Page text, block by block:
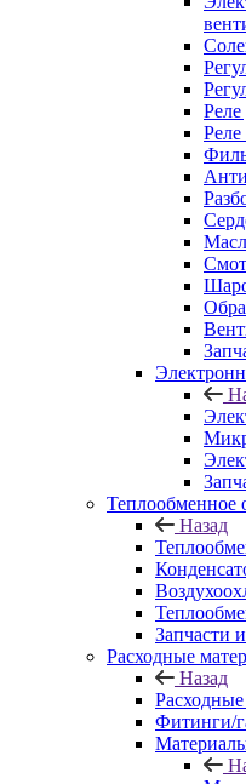
Реле
Теплообменное
Назад
Запчасти
Расходные
Назад
Фитинги/